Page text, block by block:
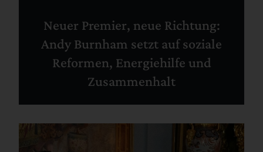
Neuer Premier, neue Richtung:
Andy Burnham setzt auf soziale
Reformen, Energiehilfe und
Zusammenhalt